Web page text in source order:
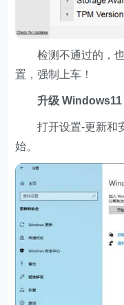
检测不通过的，也
置，强制上车！
升级 Windows11
打开设置-更新和安
始。